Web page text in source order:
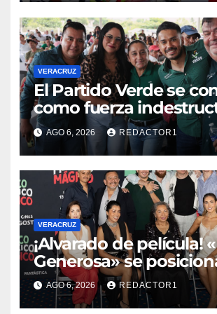
Veracruz
VERACRUZ
​El Partido Verde se
como fuerza
la zona norte de
AGO 6, 2026 REDACTOR1
VERACRUZ
¡Alvarado de película!
Generosa» se
escenario ideal para
producciones de cine
AGO 6, 2026 REDACTOR1